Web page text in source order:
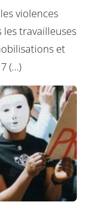
violences
travailleuses
et
(…)